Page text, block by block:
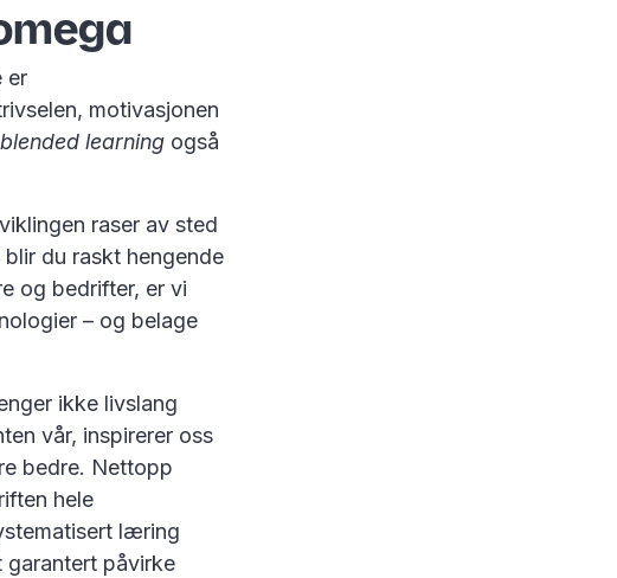
er
motivasjonen
blended learning også
raser av sted
du raskt hengende
og bedrifter, er vi
– og belage
ikke livslang
vår, inspirerer oss
bedre. Nettopp
hele
læring
garantert påvirke